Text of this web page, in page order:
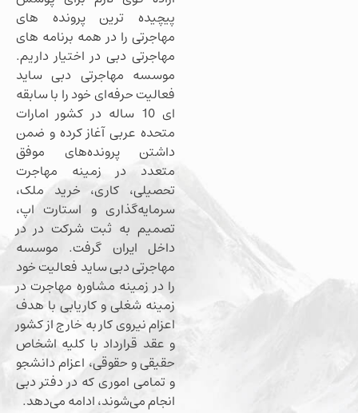
پیچیده ترین پرونده های
مهاجرتی را در همه برنامه های
مهاجرتی دبی در اختیار داریم.
موسسه مهاجرتی دبی ساید
فعالیت حرفه‌ای خود را با سابقه
ای 10 ساله در کشور امارات
متحده عربی آغاز کرده و ضمن
داشتن پرونده‌های موفق
متعدد در زمینه مهاجرت
تحصیلی، کاری، خرید ملک،
سرمایه‌گذاری و استارت اپ،
تصمیم به ثبت شرکت در در
داخل ایران گرفت. موسسه
مهاجرتی دبی ساید فعالیت خود
را در زمینه مشاوره مهاجرت در
زمینه شغلی و کاریابی با هدف
اعزام نیروی کار به خارج از کشور
و عقد قرارداد با کلیه اشخاص
حقیقی و حقوقی، اعزام دانشجو
و تمامی اموری که در دفتر دبی
انجام می‌شوند، ادامه می‌دهد.